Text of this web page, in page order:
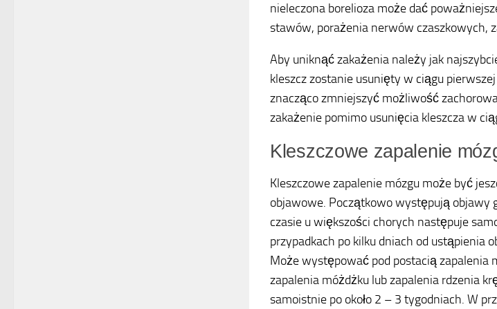
nieleczona borelioza może dać
stawów, porażenia nerwów czaszkowych,
Aby uniknąć zakażenia należy jak
kleszcz zostanie usunięty w ciągu
znacząco zmniejszyć możliwość
zakażenie pomimo usunięcia kleszcza w
Kleszczowe zapalenie
Kleszczowe zapalenie mózgu może być
objawowe. Początkowo występują objawy
czasie u większości chorych następuje
przypadkach po kilku dniach od ustąpienia
Może występować pod postacią zapalenia
zapalenia móżdżku lub zapalenia rdzenia
samoistnie po około 2 – 3 tygodniach. W